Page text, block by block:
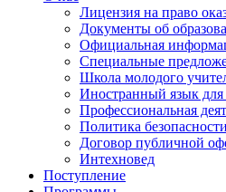
Лицензия на право
Документы об
Официальная
Специальные
Школа молодого
Иностранный язык для
Профессиональная
Политика
Договор публичной
Интехновед
Поступление